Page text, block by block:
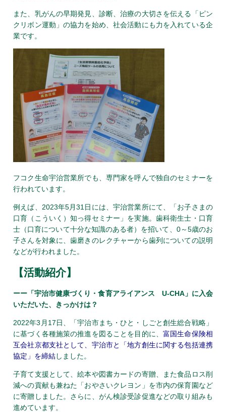
また、乳がんの早期発見、診断、治療の大切さを伝える「ピン
クリボン運動」の協力を始め、社会活動にも力を入れている企
業です。
フコク生命宇治営業所でも、専門家を呼んで独自のセミナーを
行われています。
例えば、2023年5月31日には、宇治営業所にて、「お子さまの
口育（こういく）知っ得セミナー」を実施。歯科衛生士・口育
士（口育について十分な知識のある者）を招いて、0～5歳のお
子さんを対象に、歯磨きのレクチャーから歯列についての説明
などが行われました。
【活動紹介】
ーー「宇治市健康づくり・食育アライアンス U-CHA」に入会
いただいた、きっかけは？
2022年3月17日、「宇治市まち・ひと・しごと創生総合戦略」
に基づく各種施策の推進を図ることを目的に、富国生命保険相
互会社京都支社として、宇治市と「地方創生に関する包括連携
協定」を締結しました。
子育て支援として、絵本や図書カードの寄贈、また食品ロス削
減への貢献も兼ねた「おやさいクレヨン」を市内の保育園など
に寄贈しました。さらに、がん検診受診促進などの取り組みも
進めています。